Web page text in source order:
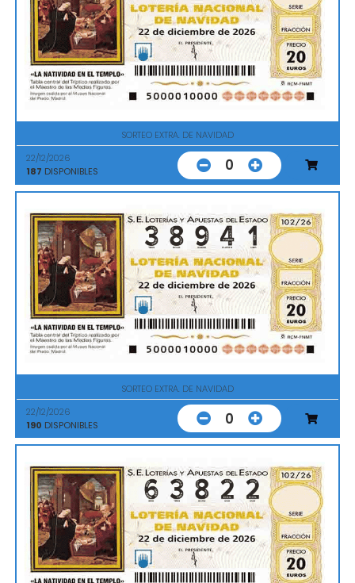
SORTEO EXTRA. DE NAVIDAD
22/12/2026
187 DISPONIBLES 0
SORTEO EXTRA. DE NAVIDAD
22/12/2026
190 DISPONIBLES 0